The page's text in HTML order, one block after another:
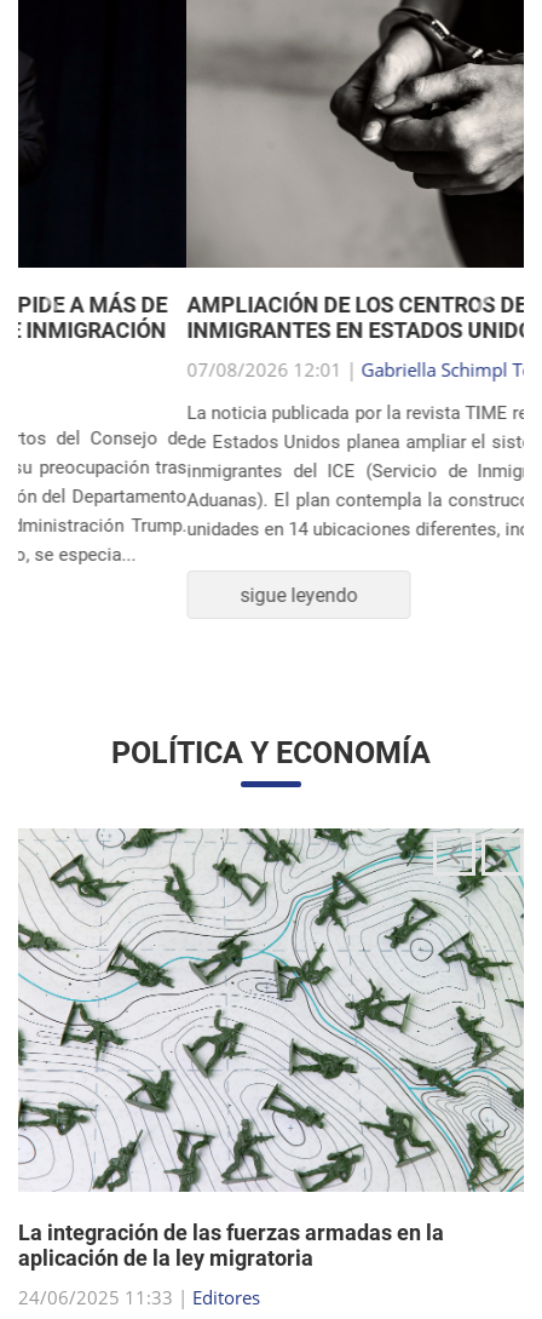
AMPLIACIÓN DE LOS CENTROS DE DETENCIÓN DE
INMIGRANTES EN ESTADOS UNIDOS
07/08/2026 12:01 |Gabriella Schimpl Tebar Anunciação
La noticia publicada por la revista TIME revela que el gobierno
de Estados Unidos planea ampliar el sistema de detención de
inmigrantes del ICE (Servicio de Inmigración y Control de
Aduanas). El plan contempla la construcción o ampliación de
unidades en 14 ubicaciones diferentes, incluye...
Anterior
POLÍTICA Y ECONOMÍA
aplicación de la ley migratoria
24/06/2025 11:33 |Editores